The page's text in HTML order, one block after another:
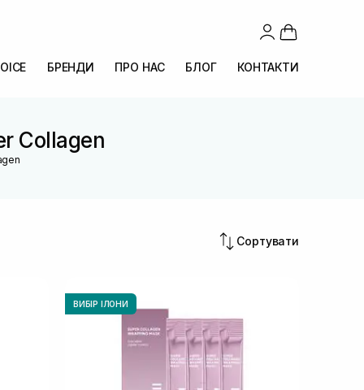
БРЕНДИ ПРО НАС БЛОГ КОНТАКТИ
Collagen
Сортувати
ВИБІР ІЛОНИ